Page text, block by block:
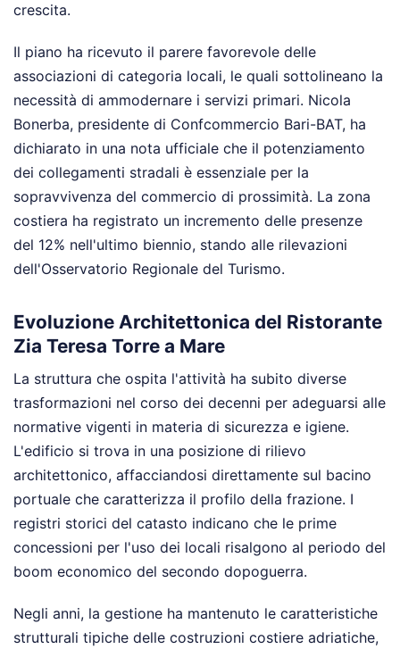
crescita.
Il piano ha ricevuto il parere favorevole delle
associazioni di categoria locali, le quali sottolineano la
necessità di ammodernare i servizi primari. Nicola
Bonerba, presidente di Confcommercio Bari-BAT, ha
dichiarato in una nota ufficiale che il potenziamento
dei collegamenti stradali è essenziale per la
sopravvivenza del commercio di prossimità. La zona
costiera ha registrato un incremento delle presenze
del 12% nell'ultimo biennio, stando alle rilevazioni
dell'Osservatorio Regionale del Turismo.
Evoluzione Architettonica del Ristorante
Zia Teresa Torre a Mare
La struttura che ospita l'attività ha subito diverse
trasformazioni nel corso dei decenni per adeguarsi alle
normative vigenti in materia di sicurezza e igiene.
L'edificio si trova in una posizione di rilievo
architettonico, affacciandosi direttamente sul bacino
portuale che caratterizza il profilo della frazione. I
registri storici del catasto indicano che le prime
concessioni per l'uso dei locali risalgono al periodo del
boom economico del secondo dopoguerra.
Negli anni, la gestione ha mantenuto le caratteristiche
strutturali tipiche delle costruzioni costiere adriatiche,